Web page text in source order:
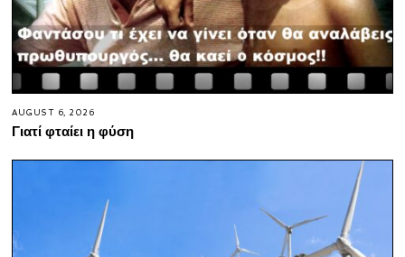
AUGUST 6, 2026
Γιατί φταίει η φύση